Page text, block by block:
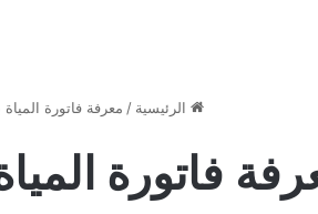
الرئيسية / معرفة فاتورة
فاتورة